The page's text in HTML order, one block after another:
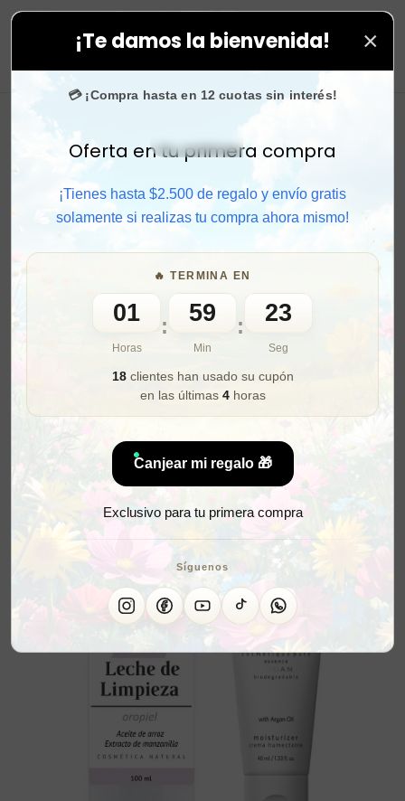
¡Te damos la bienvenida! ×
💳 ¡Compra hasta en 12 cuotas sin interés!
Activar sonido
Oferta en tu primera compra
¡Tienes hasta $2.500 de regalo y envío gratis
solamente si realizas tu compra ahora mismo!
🔥 TERMINA EN
01
Horas
: 59
Min
: 21
Seg
18clientes han usado su cupón
en las últimas 4horas
Canjear mi regalo 🎁
Exclusivo para tu primera compra
Síguenos
+ 🎁 cupones de regalo para próximas compras.